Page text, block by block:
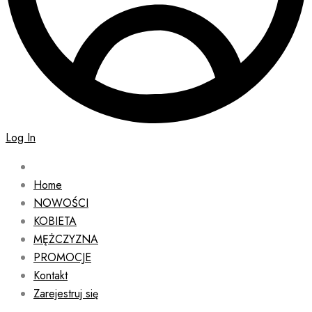
Log In
Home
NOWOŚCI
KOBIETA
MĘŻCZYZNA
PROMOCJE
Kontakt
Zarejestruj się